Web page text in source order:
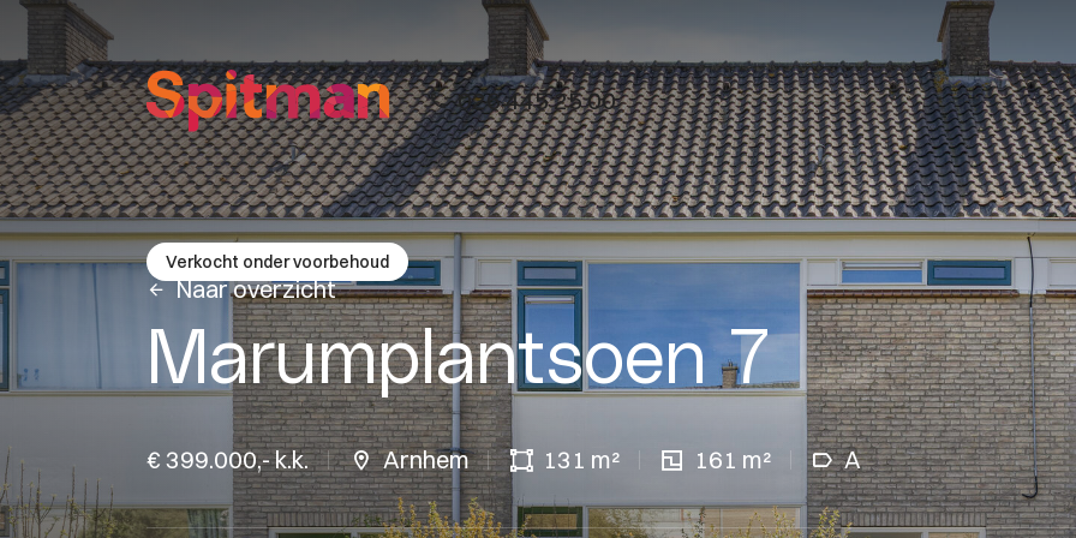
026 445 25 00
Naar overzicht
Verkocht onder voorbehoud
Marumplantsoen 7
€ 399.000,- k.k. Arnhem 131 m² 161 m² A